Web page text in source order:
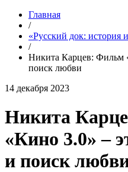
Главная
/
«Русский док: история
/
Никита Карцев: Фильм
поиск любви
14 декабря 2023
Никита
«Кино 3.0» –
и поиск